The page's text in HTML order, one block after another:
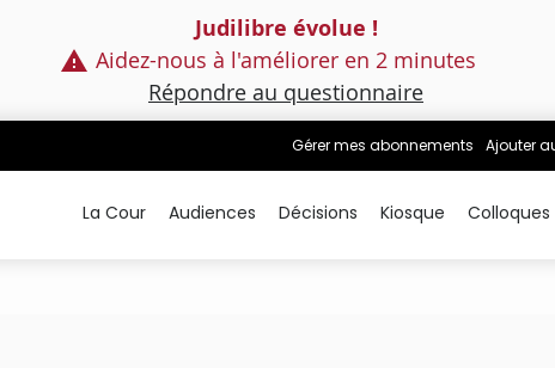
Judilibre évolue !
Aidez-nous à l'améliorer en 2 minutes
Répondre au questionnaire
Gérer mes abonnements Ajouter
La Cour Audiences Décisions Kiosque Colloques